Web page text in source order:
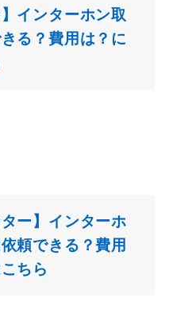
インターホン取
る？費用は？に
ー】インターホ
頼できる？費用
ちら